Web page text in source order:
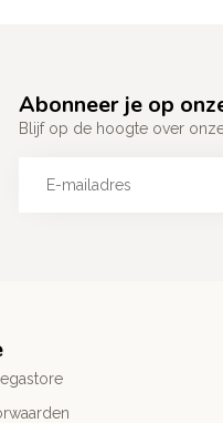
Abonneer je op
Blijf op de hoogte over